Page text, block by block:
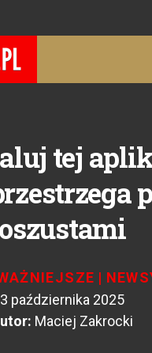
tej
oszustami
|
3 października 2025
Maciej Zakrocki